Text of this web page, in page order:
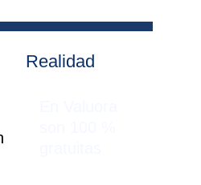
Realidad